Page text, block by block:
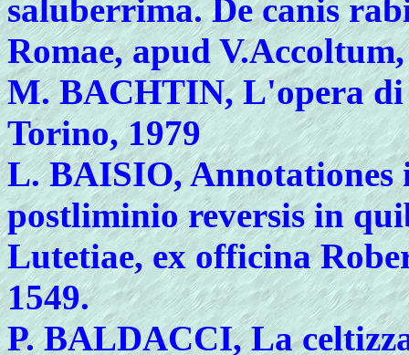
saluberrima. De canis
Romae, apud
M.BACHTIN, L'opera di
Torino, 1979
L.BAISIO,
postliminio reversis in
Lutetiae, ex officina
1549.
P.BALDACCI, La